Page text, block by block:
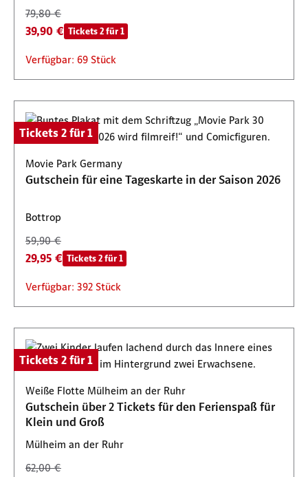
79,80 €
39,90 € Tickets 2 für 1
Verfügbar: 69 Stück
Tickets 2 für 1
Movie Park Germany
Gutschein für eine Tageskarte in der Saison 2026
Bottrop
59,90 €
29,95 € Tickets 2 für 1
Verfügbar: 392 Stück
Tickets 2 für 1
Weiße Flotte Mülheim an der Ruhr
Gutschein über 2 Tickets für den Ferienspaß für
Klein und Groß
Mülheim an der Ruhr
62,00 €